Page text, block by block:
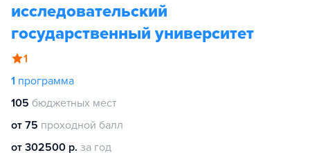
исследовательский
государственный университет
1
1 программа
105 бюджетных мест
от 75 проходной балл
от 302500 р. за год